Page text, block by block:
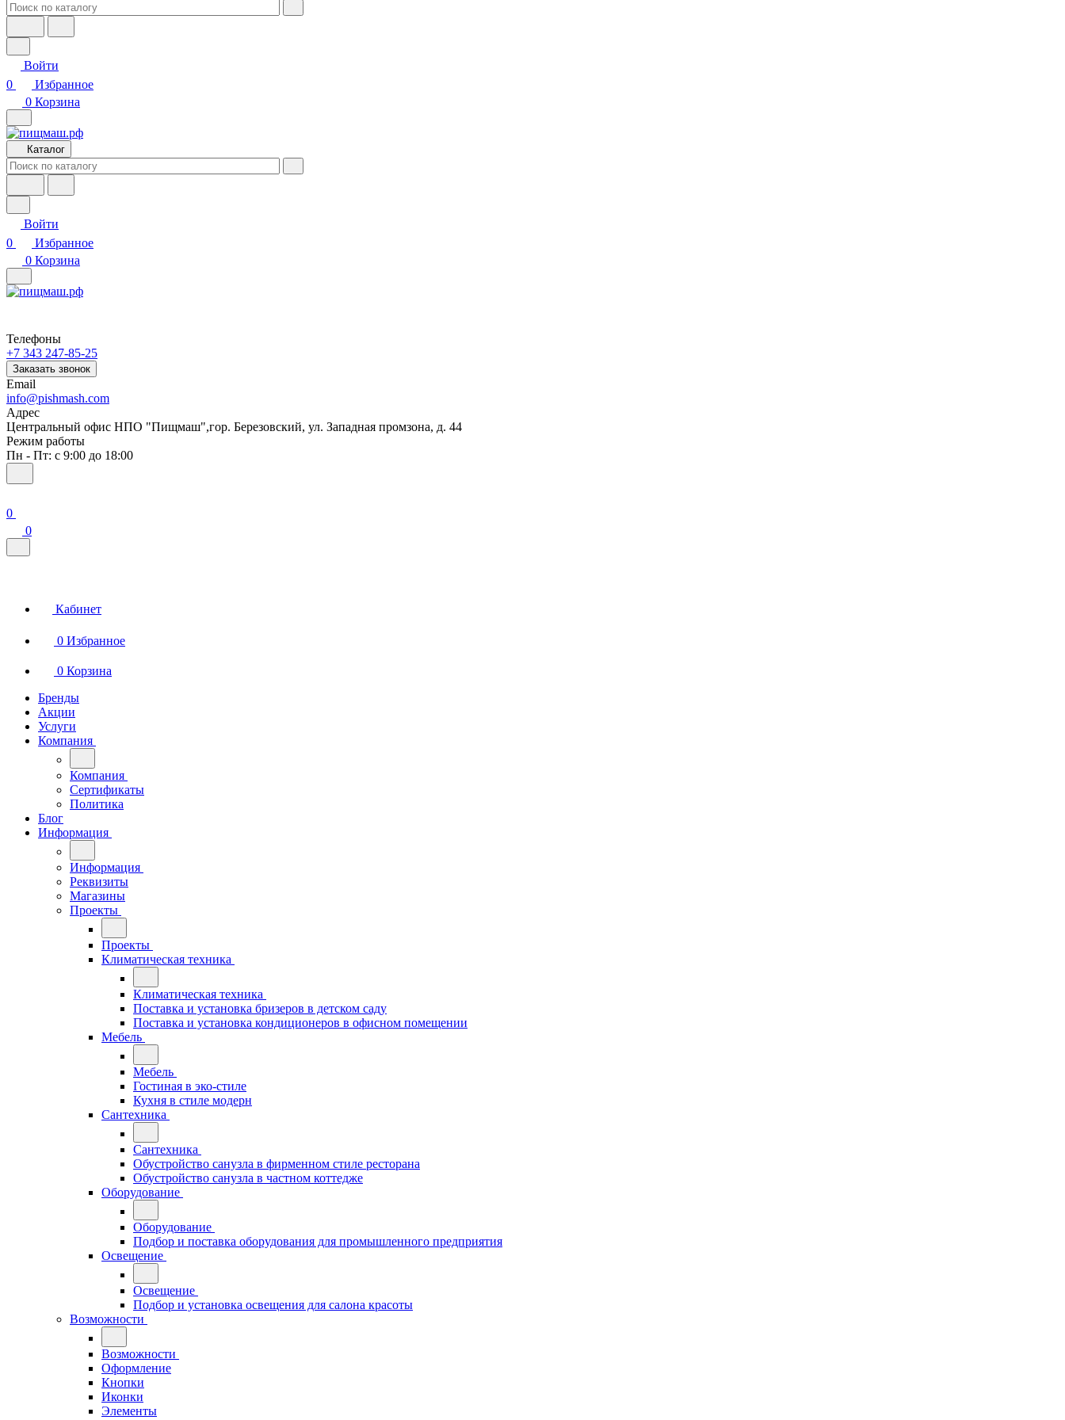
Войти
0
Избранное
0 Корзина
Каталог
Войти
0
Избранное
0 Корзина
Телефоны
+7 343 247-85-25
Заказать звонок
Email
info@pishmash.com
Адрес
Центральный офис НПО "Пищмаш",гор. Березовский, ул. Западная промзона, д. 44
Режим работы
Пн - Пт: с 9:00 до 18:00
0
0
Кабинет
0 Избранное
0 Корзина
Бренды
Акции
Услуги
Компания
Компания
Сертификаты
Политика
Блог
Информация
Информация
Реквизиты
Магазины
Проекты
Проекты
Климатическая техника
Климатическая техника
Поставка и установка бризеров в детском саду
Поставка и установка кондиционеров в офисном помещении
Мебель
Мебель
Гостиная в эко-стиле
Кухня в стиле модерн
Сантехника
Сантехника
Обустройство санузла в фирменном стиле ресторана
Обустройство санузла в частном коттедже
Оборудование
Оборудование
Подбор и поставка оборудования для промышленного предприятия
Освещение
Освещение
Подбор и установка освещения для салона красоты
Возможности
Возможности
Оформление
Кнопки
Иконки
Элементы